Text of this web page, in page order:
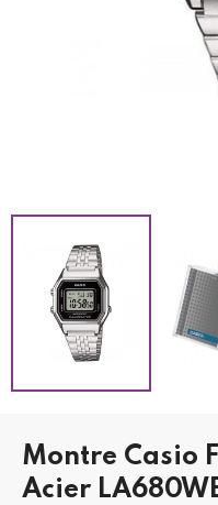
Montre Casio
Acier